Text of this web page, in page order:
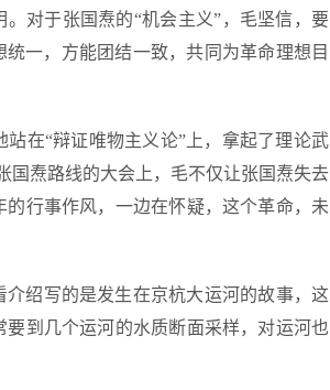
对于张国焘的“机会主义”，毛坚信，要
一，方能团结一致，共同为革命理想目
在“辩证唯物主义论”上，拿起了理论武
国焘路线的大会上，毛不仅让张国焘失去
行事作风，一边在怀疑，这个革命，未
绍写的是发生在京杭大运河的故事，这
到几个运河的水质断面采样，对运河也